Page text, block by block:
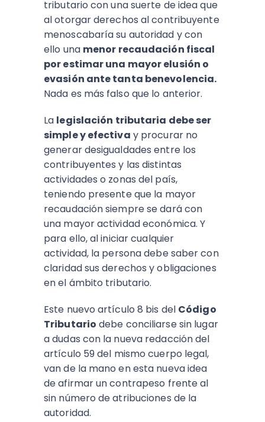
tributario con una suerte de idea que
al otorgar derechos al contribuyente
menoscabaría su autoridad y con
ello una menor recaudación fiscal
por estimar una mayor elusión o
evasión ante tanta benevolencia.
Nada es más falso que lo anterior.
La legislación tributaria debe ser
simple y efectiva y procurar no
generar desigualdades entre los
contribuyentes y las distintas
actividades o zonas del país,
teniendo presente que la mayor
recaudación siempre se dará con
una mayor actividad económica. Y
para ello, al iniciar cualquier
actividad, la persona debe saber con
claridad sus derechos y obligaciones
en el ámbito tributario.
Este nuevo artículo 8 bis del Código
Tributario debe conciliarse sin lugar
a dudas con la nueva redacción del
artículo 59 del mismo cuerpo legal,
van de la mano en esta nueva idea
de afirmar un contrapeso frente al
sin número de atribuciones de la
autoridad.